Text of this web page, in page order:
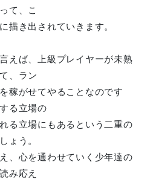
て、こ
描き出されていきます。
えば、上級プレイヤーが未熟
、ラン
稼がせてやることなのです
る立場の
る立場にもあるという二重の
ょう。
、心を通わせていく少年達の
み応え